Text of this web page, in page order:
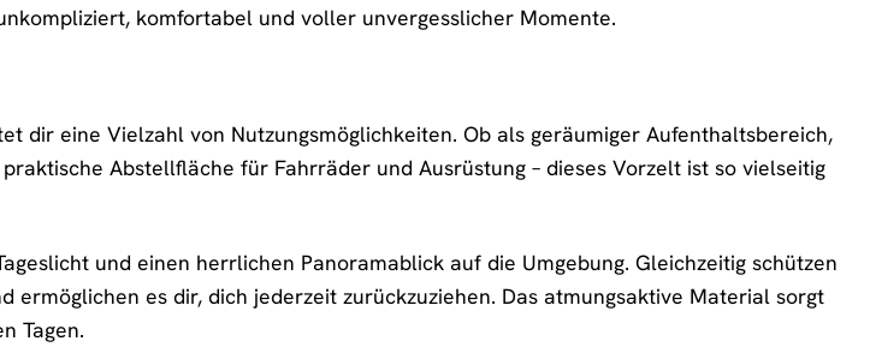
komfortabel und voller unvergesslicher Momente.
dir eine Vielzahl von Nutzungsmöglichkeiten. Ob als geräumiger Aufenthaltsbereich,
Abstellfläche für Fahrräder und Ausrüstung – dieses Vorzelt ist so vielseitig
und einen herrlichen Panoramablick auf die Umgebung. Gleichzeitig schützen
ermöglichen es dir, dich jederzeit zurückzuziehen. Das atmungsaktive Material sorgt
Tagen.